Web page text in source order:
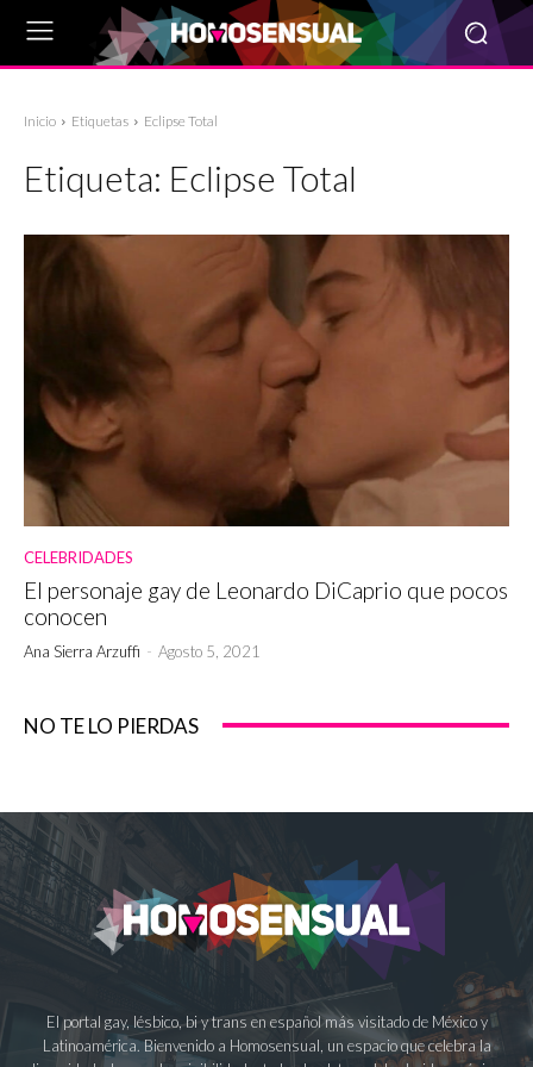
Inicio Etiquetas Eclipse Total
Etiqueta: Eclipse Total
CELEBRIDADES
El personaje gay de Leonardo DiCaprio que pocos
conocen
Ana Sierra Arzuffi - Agosto 5, 2021
NO TE LO PIERDAS
El portal gay, lésbico, bi y trans en español más visitado de México y
Latinoamérica. Bienvenido a Homosensual, un espacio que celebra la